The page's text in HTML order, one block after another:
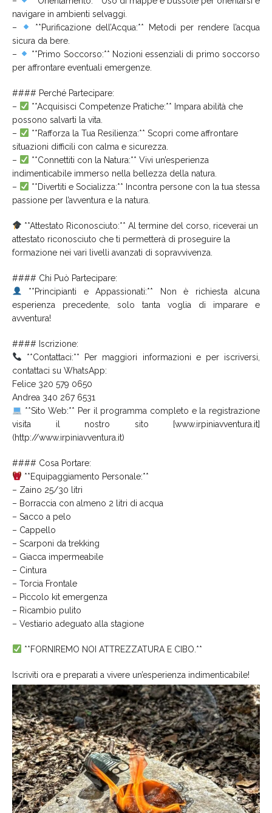
navigare in ambienti selvaggi.
–
**Purificazione dell’Acqua:** Metodi per rendere l’acqua
sicura da bere.
–
**Primo Soccorso:** Nozioni essenziali di primo soccorso
per affrontare eventuali emergenze.
#### Perché Partecipare:
–
**Acquisisci Competenze Pratiche:** Impara abilità che
possono salvarti la vita.
–
**Rafforza la Tua Resilienza:** Scopri come affrontare
situazioni difficili con calma e sicurezza.
–
**Connettiti con la Natura:** Vivi un’esperienza
indimenticabile immerso nella bellezza della natura.
–
**Divertiti e Socializza:** Incontra persone con la tua stessa
passione per l’avventura e la natura.
**Attestato Riconosciuto:** Al termine del corso, riceverai un
attestato riconosciuto che ti permetterà di proseguire la
formazione nei vari livelli avanzati di sopravvivenza.
#### Chi Può Partecipare:
**Principianti e Appassionati:** Non è richiesta alcuna
esperienza precedente, solo tanta voglia di imparare e
avventura!
#### Iscrizione:
**Contattaci:** Per maggiori informazioni e per iscriversi,
contattaci su WhatsApp:
Felice 320 579 0650
Andrea 340 267 6531
**Sito Web:** Per il programma completo e la registrazione
visita il nostro sito [www.irpiniavventura.it]
(http://www.irpiniavventura.it)
#### Cosa Portare:
**Equipaggiamento Personale:**
– Zaino 25/30 litri
– Borraccia con almeno 2 litri di acqua
– Sacco a pelo
– Cappello
– Scarponi da trekking
– Giacca impermeabile
– Cintura
– Torcia Frontale
– Piccolo kit emergenza
– Ricambio pulito
– Vestiario adeguato alla stagione
**FORNIREMO NOI ATTREZZATURA E CIBO.**
Iscriviti ora e preparati a vivere un’esperienza indimenticabile!